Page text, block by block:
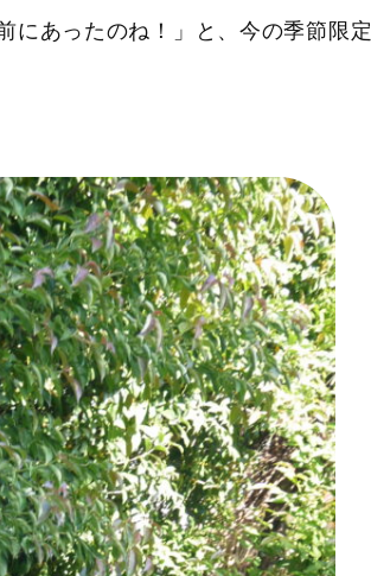
にあったのね！」と、今の季節限定